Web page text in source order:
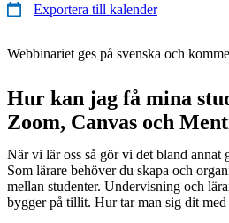
Exportera till kalender
Webbinariet ges på svenska och
Hur kan jag få mina
Zoom, Canvas och
När vi lär oss så gör vi det bland annat
Som lärare behöver du skapa och
mellan studenter. Undervisning och
bygger på tillit. Hur tar man sig dit med